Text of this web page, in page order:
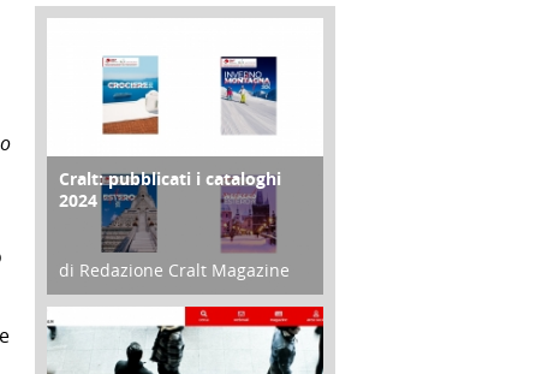
COPERTINA
Cralt: pubblicati i cataloghi
2024
di Redazione Cralt Magazine
21 Novembre 2023